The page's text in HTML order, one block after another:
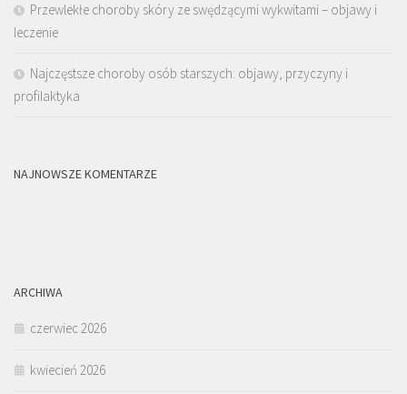
Przewlekłe choroby skóry ze swędzącymi wykwitami – objawy i
leczenie
Najczęstsze choroby osób starszych: objawy, przyczyny i
profilaktyka
NAJNOWSZE KOMENTARZE
ARCHIWA
czerwiec 2026
kwiecień 2026